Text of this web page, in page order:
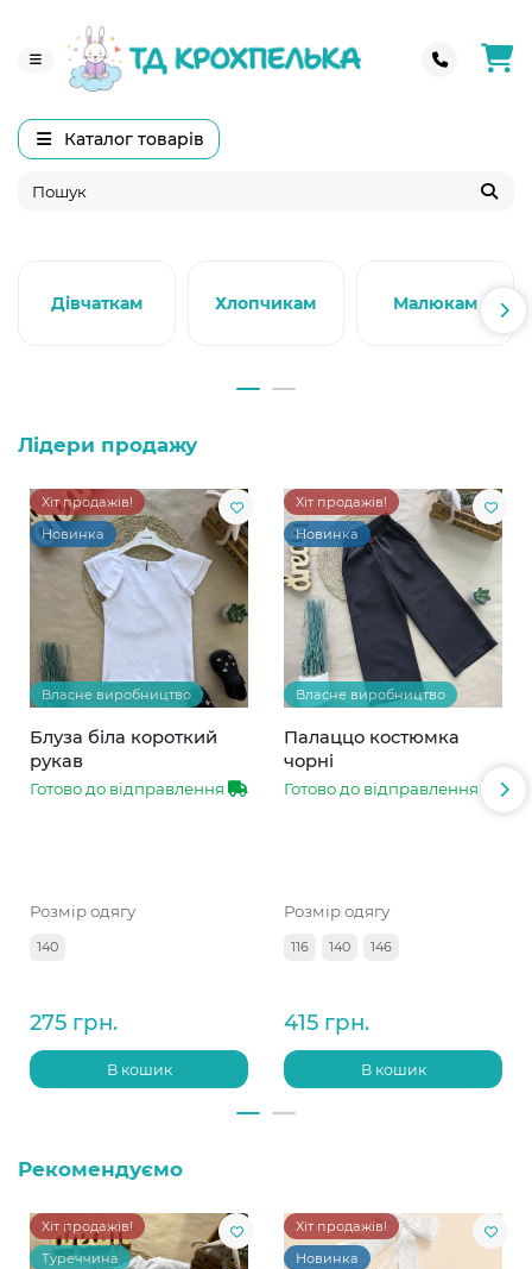
Каталог товарів
Дівчаткам Хлопчикам Малюкам
Лідери продажу
Хіт продажів!
Новинка
Власне виробництво
Блуза біла короткий
рукав
Готово до відправлення
Розмір одягу
140
275 грн.
В кошик
Хіт продажів!
Новинка
Власне виробництво
Палаццо костюмка
чорні
Готово до відправлення
Розмір одягу
116 140 146
415 грн.
В кошик
Рекомендуємо
Хіт продажів!
Туреччина
Хіт продажів!
Новинка